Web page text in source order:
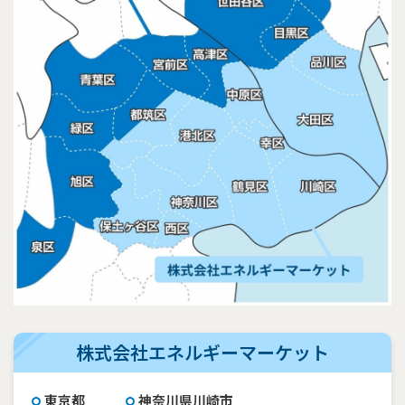
株式会社エネルギーマーケット
東京都 神奈川県川崎市